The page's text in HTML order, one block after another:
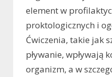
element w
proktologicznych i
Ćwiczenia, takie jak
pływanie, wpływają
organizm, a w